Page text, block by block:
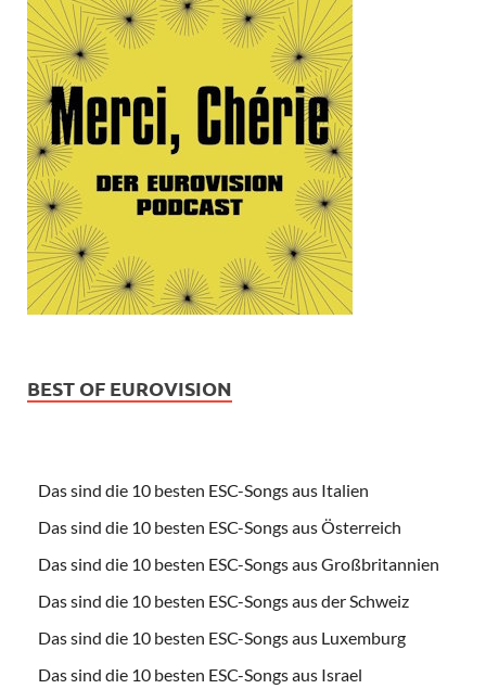
BEST OF EUROVISION
Das sind die 10 besten ESC-Songs aus Italien
Das sind die 10 besten ESC-Songs aus Österreich
Das sind die 10 besten ESC-Songs aus Großbritannien
Das sind die 10 besten ESC-Songs aus der Schweiz
Das sind die 10 besten ESC-Songs aus Luxemburg
Das sind die 10 besten ESC-Songs aus Israel